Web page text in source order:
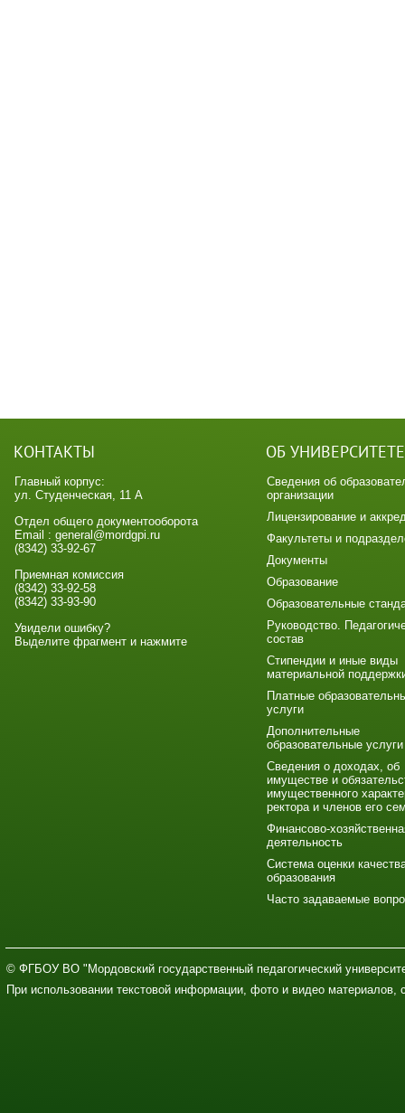
КОНТАКТЫ
Главный корпус:
ул. Студенческая, 11 А
Отдел общего документооборота
Email : general@mordgpi.ru
(8342) 33-92-67
Приемная комиссия
(8342) 33-92-58
(8342) 33-93-90
Увидели ошибку?
Выделите фрагмент и нажмите
ОБ УНИВЕРСИТЕТЕ
Сведения об
организации
Лицензирование и
Факультеты и
Документы
Образование
Образовательные
Руководство.
состав
Стипендии и иные виды
материальной
Платные
услуги
Дополнительные
образовательные услуги
Сведения о доходах, об
имуществе и
имущественного
ректора и членов его
Финансово-
деятельность
Система оценки
образования
Часто задаваемые
© ФГБОУ ВО "Мордовский государственный педагогический
При использовании текстовой информации, фото и видео материалов,